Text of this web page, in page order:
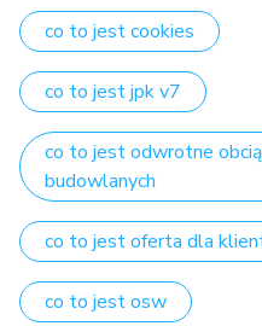
co to jest cookies
co to jest jpk v7
co to jest odwrotne
budowlanych
co to jest oferta dla
co to jest osw